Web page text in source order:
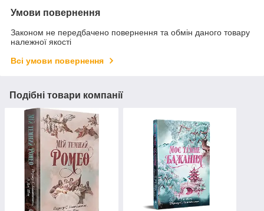
Умови повернення
Законом не передбачено повернення та обмін даного товару
належної якості
Всі умови повернення
Подібні товари компанії